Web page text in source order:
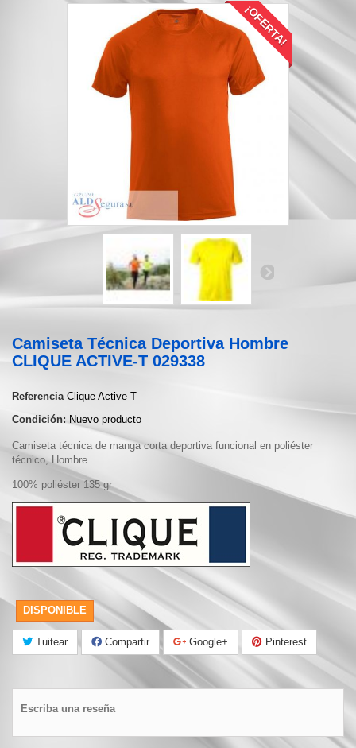
¡OFERTA!
Camiseta Técnica Deportiva Hombre
CLIQUE ACTIVE-T 029338
Referencia Clique Active-T
Condición: Nuevo producto
Camiseta técnica de manga corta deportiva funcional en poliéster
técnico, Hombre.
100% poliéster 135 gr
DISPONIBLE
Tuitear Compartir Google+ Pinterest
Escriba una reseña